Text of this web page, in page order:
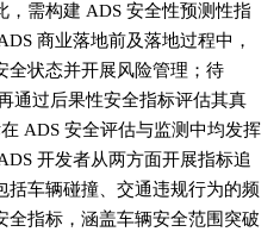
需构建 ADS 安全性预测性指
商业落地前及落地过程中，
全状态并开展风险管理；待
通过后果性安全指标评估其真
ADS 安全评估与监测中均发挥
开发者从两方面开展指标追
括车辆碰撞、交通违规行为的频
全指标，涵盖车辆安全范围突破